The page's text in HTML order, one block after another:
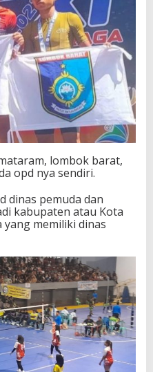
lombok barat,
opd nya sendiri.
dinas pemuda dan
kabupaten atau Kota
memiliki dinas